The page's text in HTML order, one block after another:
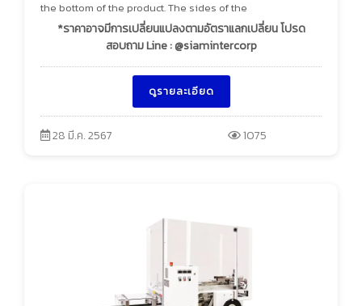
the bottom of the product. The sides of the
*ราคาอาจมีการเปลี่ยนแปลงตามอัตราแลกเปลี่ยน โปรด
สอบถาม Line : @siamintercorp
ดูรายละเอียด
28 มี.ค. 2567 1075